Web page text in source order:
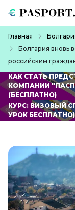
Главная
Болгария вновь
российским
КАК СТАТЬ
КОМПАНИИ
(БЕСПЛАТНО)
КУРС: ВИЗОВЫЙ
УРОК БЕСПЛАТНО)